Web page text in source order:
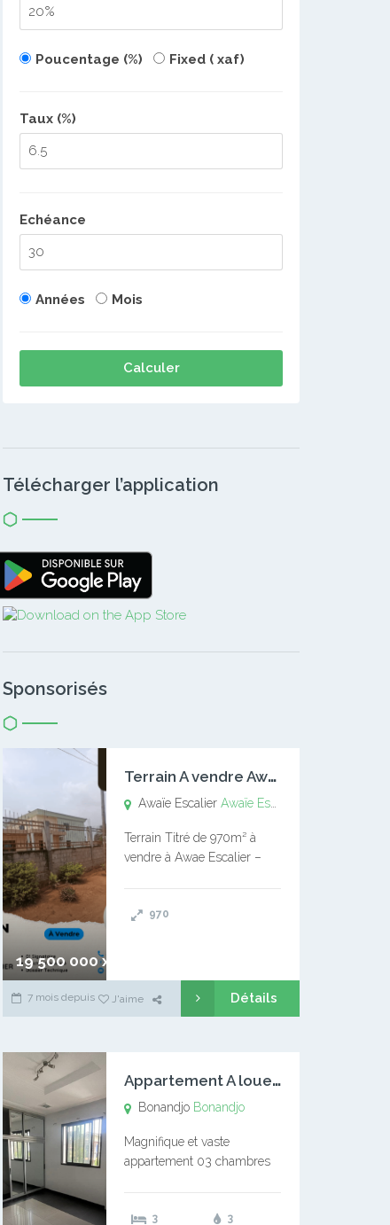
Poucentage (%) Fixed ( xaf)
Taux (%)
Echéance
Années Mois
Calculer
Télécharger l’application
Sponsorisés
19 500 000 xaf
T
errain A vendre Awaïe Escalier
Awaïe EscalierAwaïe Escalier
Terrain Titré de 970m² à
vendre à Awae Escalier –
l’Université Catholique –
970
7 mois depuis J'aime Détails
A
ppartement A louer Bonandjo
Bonandjo Bonandjo
Magnifique et vaste
appartement 03 chambres
douches 01 vaste salon 01
3
3